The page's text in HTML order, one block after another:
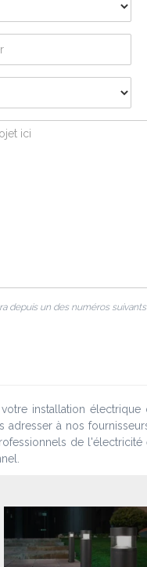
depuis un des numéros suivants
installation
adresser à nos
de